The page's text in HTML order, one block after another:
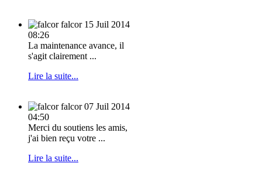
falcor 15 Juil 2014
08:26
La maintenance avance, il
s'agit clairement ...
Lire la suite...
falcor 07 Juil 2014
04:50
Merci du soutiens les amis,
j'ai bien reçu votre ...
Lire la suite...